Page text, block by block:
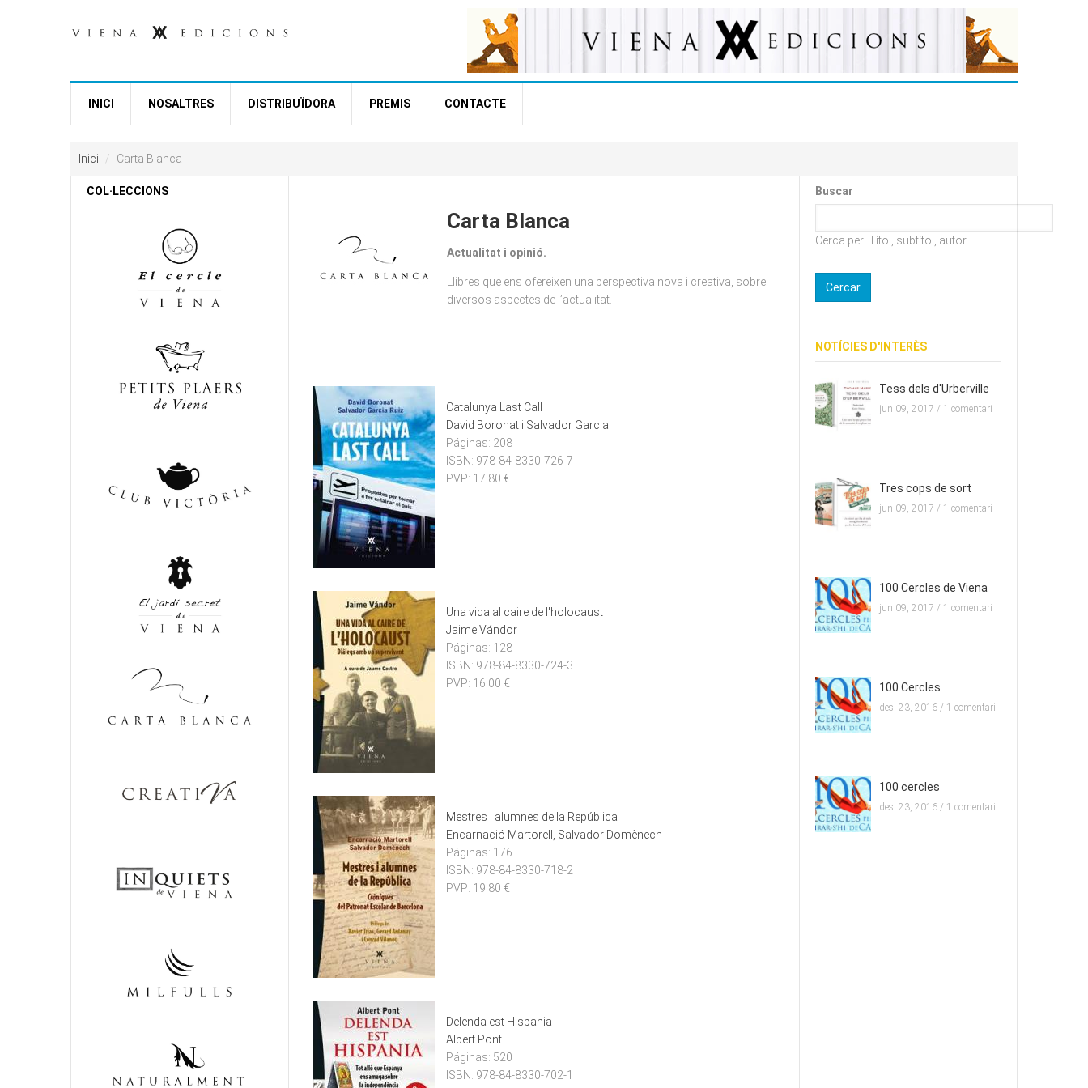
INICI NOSALTRES DISTRIBUÏDORA PREMIS CONTACTE
Inici Carta Blanca
Carta Blanca
Actualitat i opinió.
Llibres que ens ofereixen una perspectiva nova i creativa, sobre
diversos aspectes de l’actualitat.
Catalunya Last Call
David Boronat i Salvador Garcia
Páginas: 208
ISBN: 978-84-8330-726-7
PVP: 17.80 €
Una vida al caire de l'holocaust
Jaime Vándor
Páginas: 128
ISBN: 978-84-8330-724-3
PVP: 16.00 €
Mestres i alumnes de la República
Encarnació Martorell, Salvador Domènech
Páginas: 176
ISBN: 978-84-8330-718-2
PVP: 19.80 €
Delenda est Hispania
Albert Pont
Páginas: 520
ISBN: 978-84-8330-702-1
COL·LECCIONS Buscar
Cerca per: Títol, subtítol, autor
NOTÍCIES D'INTERÈS
Tess dels d'Urberville
jun 09, 2017 / 1 comentari
Tres cops de sort
jun 09, 2017 / 1 comentari
100 Cercles de Viena
jun 09, 2017 / 1 comentari
100 Cercles
des. 23, 2016 / 1 comentari
100 cercles
des. 23, 2016 / 1 comentari